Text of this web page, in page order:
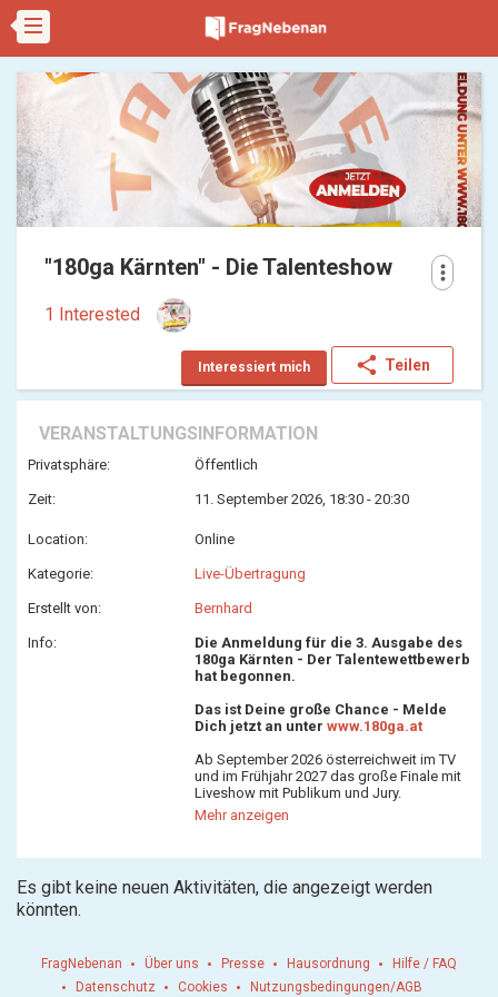
"180ga Kärnten" - Die Talenteshow
1 Interested
Interessiert mich share Teilen
more_vert
VERANSTALTUNGSINFORMATION
Privatsphäre: Öffentlich
Zeit: 11. September 2026, 18:30 - 20:30
Location: Online
Kategorie: Live-Übertragung
Erstellt von: Bernhard
Info:
Die Anmeldung für die 3. Ausgabe des
180ga Kärnten - Der Talentewettbewerb
hat begonnen.
Das ist Deine große Chance - Melde
Dich jetzt an unter www.180ga.at
Ab September 2026 österreichweit im TV
und im Frühjahr 2027 das große Finale mit
Liveshow mit Publikum und Jury.
Hier gehts zur Anmeldung:
Hier geht es zum Video der Finalshow
2025:
>>>LINK<<<
Mehr anzeigen
Es gibt keine neuen Aktivitäten, die angezeigt werden
könnten.
FragNebenan Über uns Presse Hausordnung
Hilfe / FAQ
Datenschutz
Cookies Nutzungsbedingungen/AGB